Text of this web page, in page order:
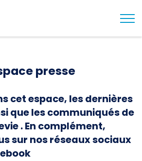
presse
cet espace, les dernières
que les communiqués de
. En complément,
sur nos réseaux sociaux